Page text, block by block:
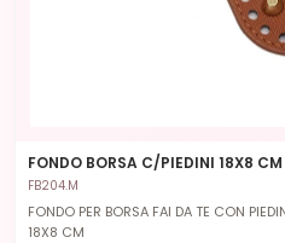
FONDO BORSA C/PIEDINI 18X8 CM
FB204.M
FONDO PER BORSA FAI DA TE CON
18X8 CM